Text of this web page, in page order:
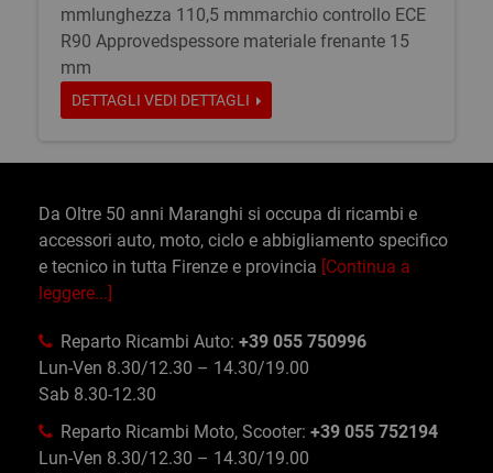
mmlunghezza 110,5 mmmarchio controllo ECE
R90 Approvedspessore materiale frenante 15
mm
DETTAGLI VEDI DETTAGLI
Da Oltre 50 anni Maranghi si occupa di ricambi e
accessori auto, moto, ciclo e abbigliamento specifico
e tecnico in tutta Firenze e provincia [Continua a
leggere...]
Reparto Ricambi Auto: +39 055 750996
Lun-Ven 8.30/12.30 – 14.30/19.00
Sab 8.30-12.30
Reparto Ricambi Moto, Scooter: +39 055 752194
Lun-Ven 8.30/12.30 – 14.30/19.00